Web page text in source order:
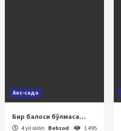
Акс-садо
Бир балоси бўлмасa…
4 yil oldin Behzod 1 495